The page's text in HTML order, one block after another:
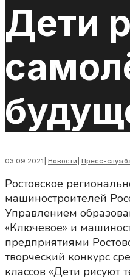
Дети
03.09.2021 Новости Пресс-
Ростовское
машиностроителей
Управлением
«Ключевое» и
предприятиями
творческий конкурс
классов «Дети рисуют